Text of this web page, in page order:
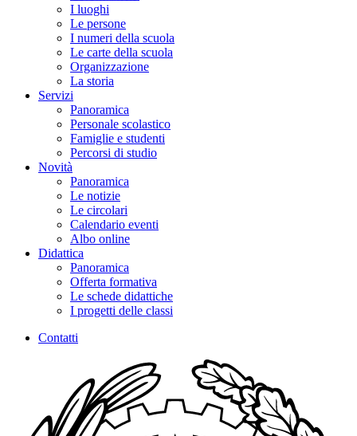
I luoghi
Le persone
I numeri della scuola
Le carte della scuola
Organizzazione
La storia
Servizi
Panoramica
Personale scolastico
Famiglie e studenti
Percorsi di studio
Novità
Panoramica
Le notizie
Le circolari
Calendario eventi
Albo online
Didattica
Panoramica
Offerta formativa
Le schede didattiche
I progetti delle classi
Contatti